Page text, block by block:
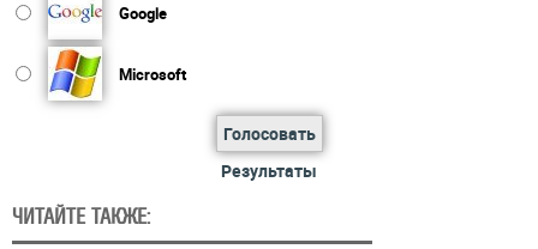
Google
Microsoft
Голосовать
Результаты
ЧИТАЙТЕ ТАКЖЕ: